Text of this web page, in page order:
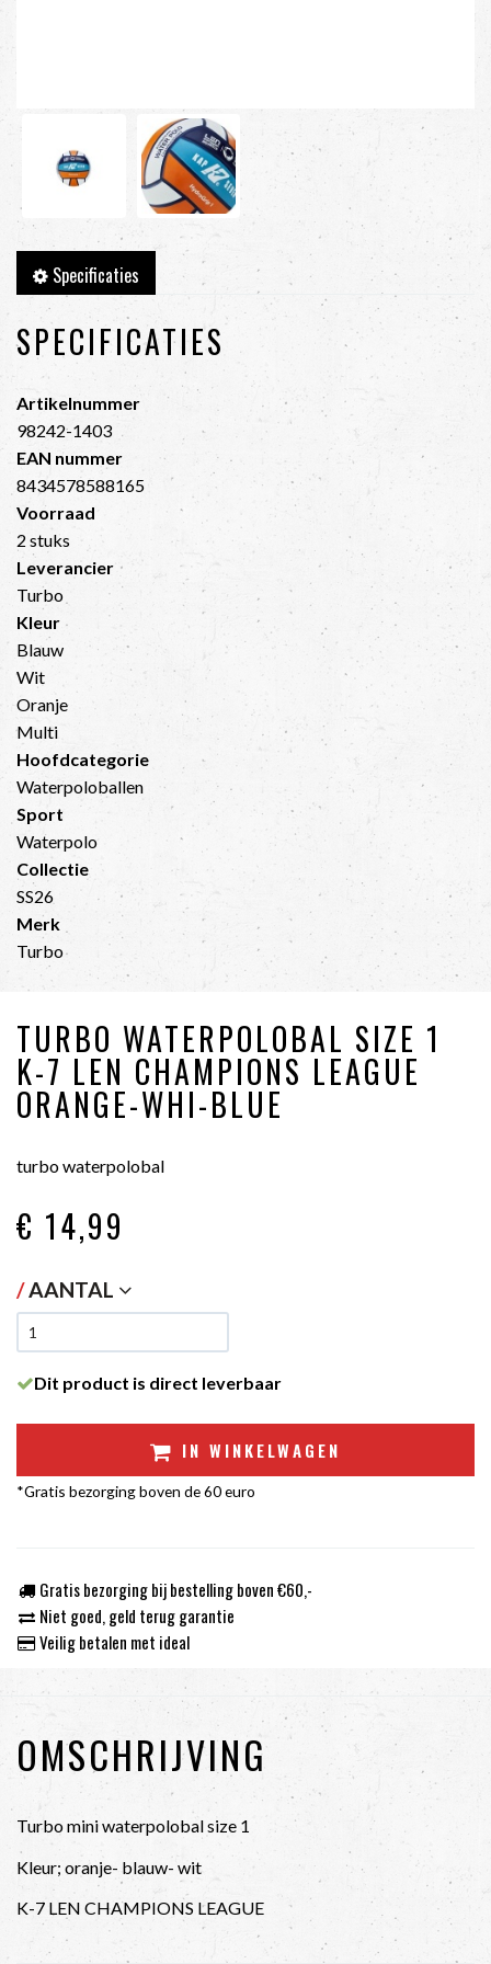
Specificaties
SPECIFICATIES
Artikelnummer
98242-1403
EAN nummer
8434578588165
Voorraad
2 stuks
Leverancier
Turbo
Kleur
Blauw
Wit
Oranje
Multi
Hoofdcategorie
Waterpoloballen
Sport
Waterpolo
Collectie
SS26
Merk
Turbo
TURBO WATERPOLOBAL SIZE 1
K-7 LEN CHAMPIONS LEAGUE
ORANGE-WHI-BLUE
turbo waterpolobal
€ 14,99
/AANTAL
Dit product is direct leverbaar
IN WINKELWAGEN
*Gratis bezorging boven de 60 euro
Gratis bezorging bij bestelling boven €60,-
Niet goed, geld terug garantie
Veilig betalen met ideal
OMSCHRIJVING
Turbo mini waterpolobal size 1
Kleur; oranje- blauw- wit
K-7 LEN CHAMPIONS LEAGUE